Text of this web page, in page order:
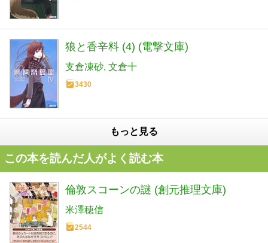
狼と香辛料 (4) (電撃文庫)
支倉凍砂 文倉十
3430
もっと見る
この本を読んだ人がよく読む本
倫敦スコーンの謎 (創元推理文庫)
米澤穂信
2544